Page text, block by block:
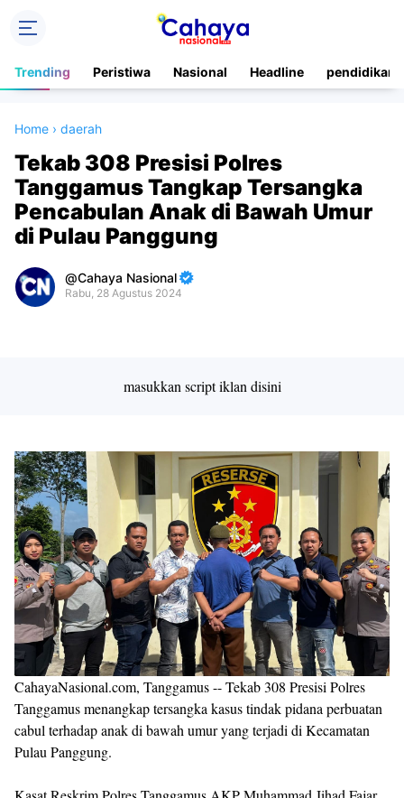
Trending Peristiwa Nasional Headline pendidikan
Home › daerah
Tekab 308 Presisi Polres
Tanggamus Tangkap Tersangka
Pencabulan Anak di Bawah Umur
di Pulau Panggung
Cahaya Nasional
Rabu, 28 Agustus 2024
masukkan script iklan disini
CahayaNasional.com, Tanggamus -- Tekab 308 Presisi Polres
Tanggamus menangkap tersangka kasus tindak pidana perbuatan
cabul terhadap anak di bawah umur yang terjadi di Kecamatan
Pulau Panggung.